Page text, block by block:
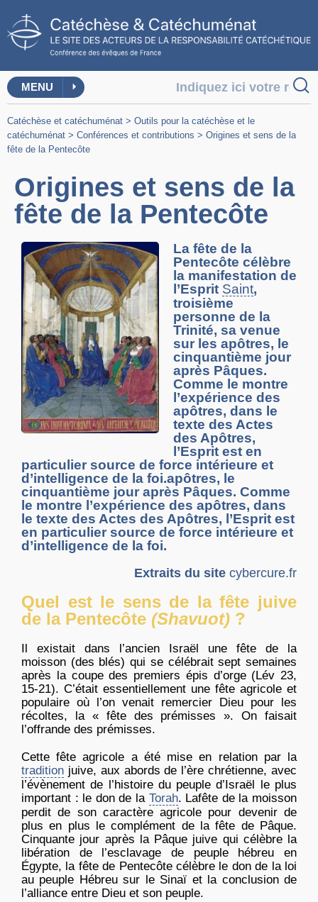
MENU
Catéchèse et catéchuménat > Outils pour la catéchèse et le
catéchuménat > Conférences et contributions > Origines et sens de la
fête de la Pentecôte
Origines et sens de la
fête de la Pentecôte
La fête de la
Pentecôte célèbre
la manifestation de
l’Esprit Saint,
troisième
personne de la
Trinité, sa venue
sur les apôtres, le
cinquantième jour
après Pâques.
Comme le montre
l’expérience des
apôtres, dans le
texte des Actes
des Apôtres,
l’Esprit est en
particulier source de force intérieure et
d’intelligence de la foi.apôtres, le
cinquantième jour après Pâques. Comme
le montre l’expérience des apôtres, dans
le texte des Actes des Apôtres, l’Esprit est
en particulier source de force intérieure et
d’intelligence de la foi.
Extraits du site cybercure.fr
Quel est le sens de la fête juive
de la Pentecôte (Shavuot) ?
Il existait dans l’ancien Israël une fête de la
moisson (des blés) qui se célébrait sept semaines
après la coupe des premiers épis d’orge (Lév 23,
15-21). C’était essentiellement une fête agricole et
populaire où l’on venait remercier Dieu pour les
récoltes, la « fête des prémisses ». On faisait
l’offrande des prémisses.
Cette fête agricole a été mise en relation par la
tradition juive, aux abords de l’ère chrétienne, avec
l’évènement de l’histoire du peuple d’Israël le plus
important : le don de la Torah. Lafête de la moisson
perdit de son caractère agricole pour devenir de
plus en plus le complément de la fête de Pâque.
Cinquante jour après la Pâque juive qui célèbre la
libération de l’esclavage de peuple hébreu en
Égypte, la fête de Pentecôte célèbre le don de la loi
au peuple Hébreu sur le Sinaï et la conclusion de
l’alliance entre Dieu et son peuple.